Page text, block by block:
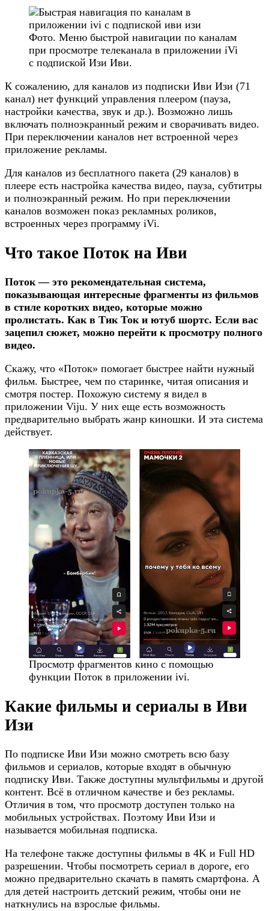
Фото. Меню быстрой навигации по каналам
при просмотре телеканала в приложении iVi
с подпиской Изи Иви.
К сожалению, для каналов из подписки Иви Изи (71
канал) нет функций управления плеером (пауза,
настройки качества, звук и др.). Возможно лишь
включать полноэкранный режим и сворачивать видео.
При переключении каналов нет встроенной через
приложение рекламы.
Для каналов из бесплатного пакета (29 каналов) в
плеере есть настройка качества видео, пауза, субтитры
и полноэкранный режим. Но при переключении
каналов возможен показ рекламных роликов,
встроенных через программу iVi.
Что такое Поток на Иви
Поток — это рекомендательная система,
показывающая интересные фрагменты из фильмов
в стиле коротких видео, которые можно
пролистать. Как в Тик Ток и ютуб шортс. Если вас
зацепил сюжет, можно перейти к просмотру полного
видео.
Скажу, что «Поток» помогает быстрее найти нужный
фильм. Быстрее, чем по старинке, читая описания и
смотря постер. Похожую систему я видел в
приложении Viju. У них еще есть возможность
предварительно выбрать жанр киношки. И эта система
действует.
Просмотр фрагментов кино с помощью
функции Поток в приложении ivi.
Какие фильмы и сериалы в Иви
Изи
По подписке Иви Изи можно смотреть всю базу
фильмов и сериалов, которые входят в обычную
подписку Иви. Также доступны мультфильмы и другой
контент. Всё в отличном качестве и без рекламы.
Отличия в том, что просмотр доступен только на
мобильных устройствах. Поэтому Иви Изи и
называется мобильная подписка.
На телефоне также доступны фильмы в 4K и Full HD
разрешении. Чтобы посмотреть сериал в дороге, его
можно предварительно скачать в память смартфона. А
для детей настроить детский режим, чтобы они не
наткнулись на взрослые фильмы.